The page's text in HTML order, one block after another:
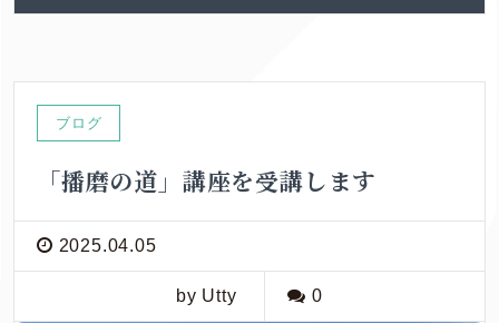
ブログ
「播磨の道」講座を受講します
2025.04.05
by Utty 0